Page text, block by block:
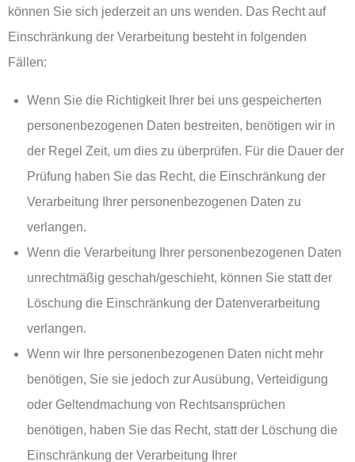
können Sie sich jederzeit an uns wenden. Das Recht auf
Einschränkung der Verarbeitung besteht in folgenden
Fällen:
Wenn Sie die Richtigkeit Ihrer bei uns gespeicherten
personenbezogenen Daten bestreiten, benötigen wir in
der Regel Zeit, um dies zu überprüfen. Für die Dauer der
Prüfung haben Sie das Recht, die Einschränkung der
Verarbeitung Ihrer personenbezogenen Daten zu
verlangen.
Wenn die Verarbeitung Ihrer personenbezogenen Daten
unrechtmäßig geschah/geschieht, können Sie statt der
Löschung die Einschränkung der Datenverarbeitung
verlangen.
Wenn wir Ihre personenbezogenen Daten nicht mehr
benötigen, Sie sie jedoch zur Ausübung, Verteidigung
oder Geltendmachung von Rechtsansprüchen
benötigen, haben Sie das Recht, statt der Löschung die
Einschränkung der Verarbeitung Ihrer